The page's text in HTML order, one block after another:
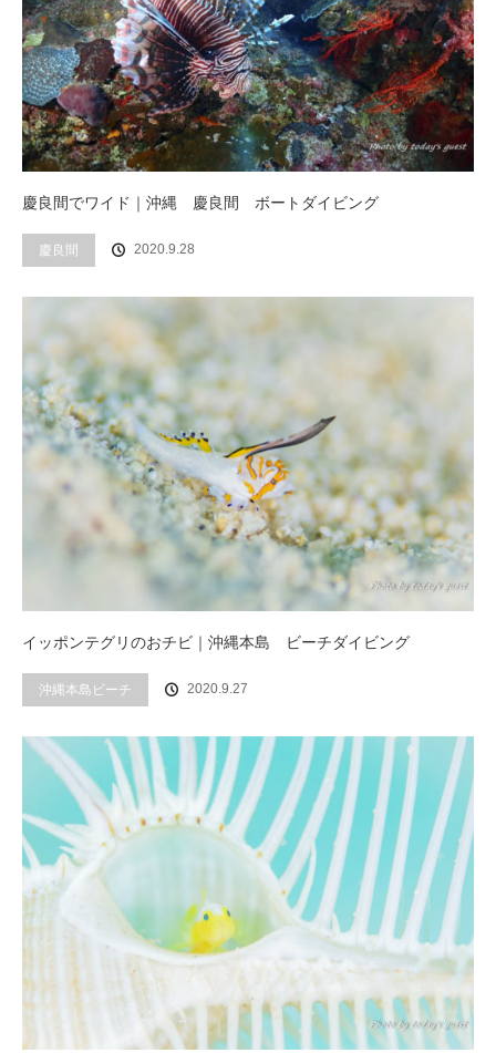
慶良間でワイド｜沖縄 慶良間 ボートダイビング
慶良間 2020.9.28
イッポンテグリのおチビ｜沖縄本島 ビーチダイビング
沖縄本島ビーチ 2020.9.27